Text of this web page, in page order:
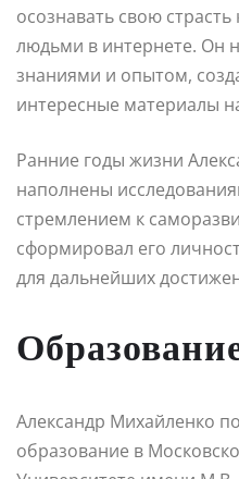
осознавать свою
людьми в интернете. Он
знаниями и опытом,
интересные материалы
Ранние годы жизни
наполнены
стремлением к
сформировал его
для дальнейших
Александр Михайленко
образование в